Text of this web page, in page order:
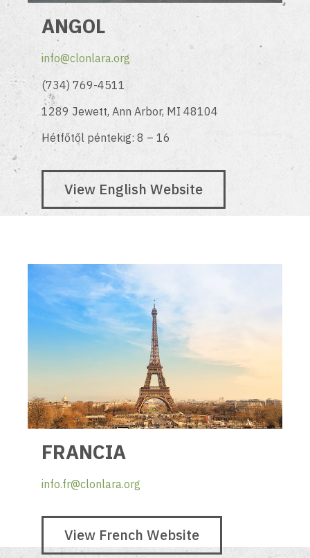
ANGOL
info@clonlara.org
(734) 769-4511
1289 Jewett, Ann Arbor, MI 48104
Hétfőtől péntekig: 8 – 16
View English Website
FRANCIA
info.fr@clonlara.org
View French Website